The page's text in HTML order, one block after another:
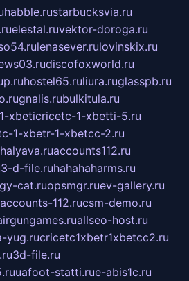
habble.rustarbucksvia.ru
elestal.ruvektor-doroga.ru
lenasever.rulovinskix.ru
discofoxworld.ru
hostel65.ruliura.ruglasspb.ru
gnalis.rubulkitula.ru
1-xbeticricetc-1-xbetti-5.ru
1-xbetr-1-xbetcc-2.ru
accounts112.ru
3-d-file.ruhahahaharms.ru
cat.ruopsmgr.ruev-gallery.ru
accounts-112.rucsm-demo.ru
allseo-host.ru
yug.rucricetc1xbetr1xbetcc2.ru
3d-file.ru
uafoot-statti.rue-abis1c.ru